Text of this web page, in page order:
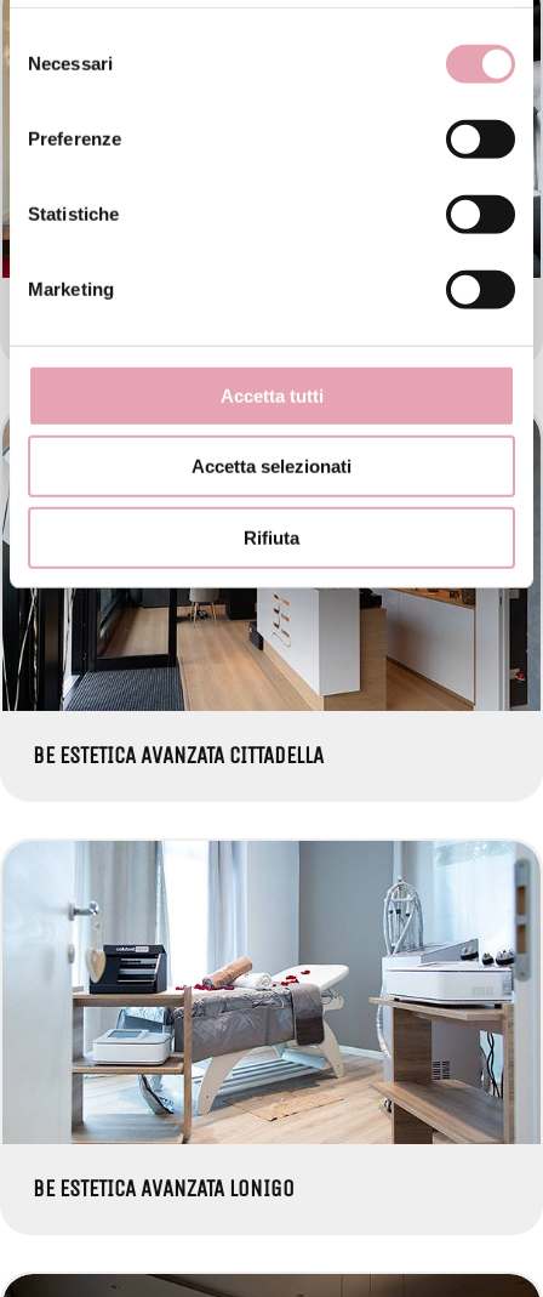
delNecessari
Preferenze
Statistiche
Marketing
Accetta tutti
Accetta selezionati
Rifiuta
BE ESTETICA AVANZATA CITTADELLA
BE ESTETICA AVANZATA LONIGO